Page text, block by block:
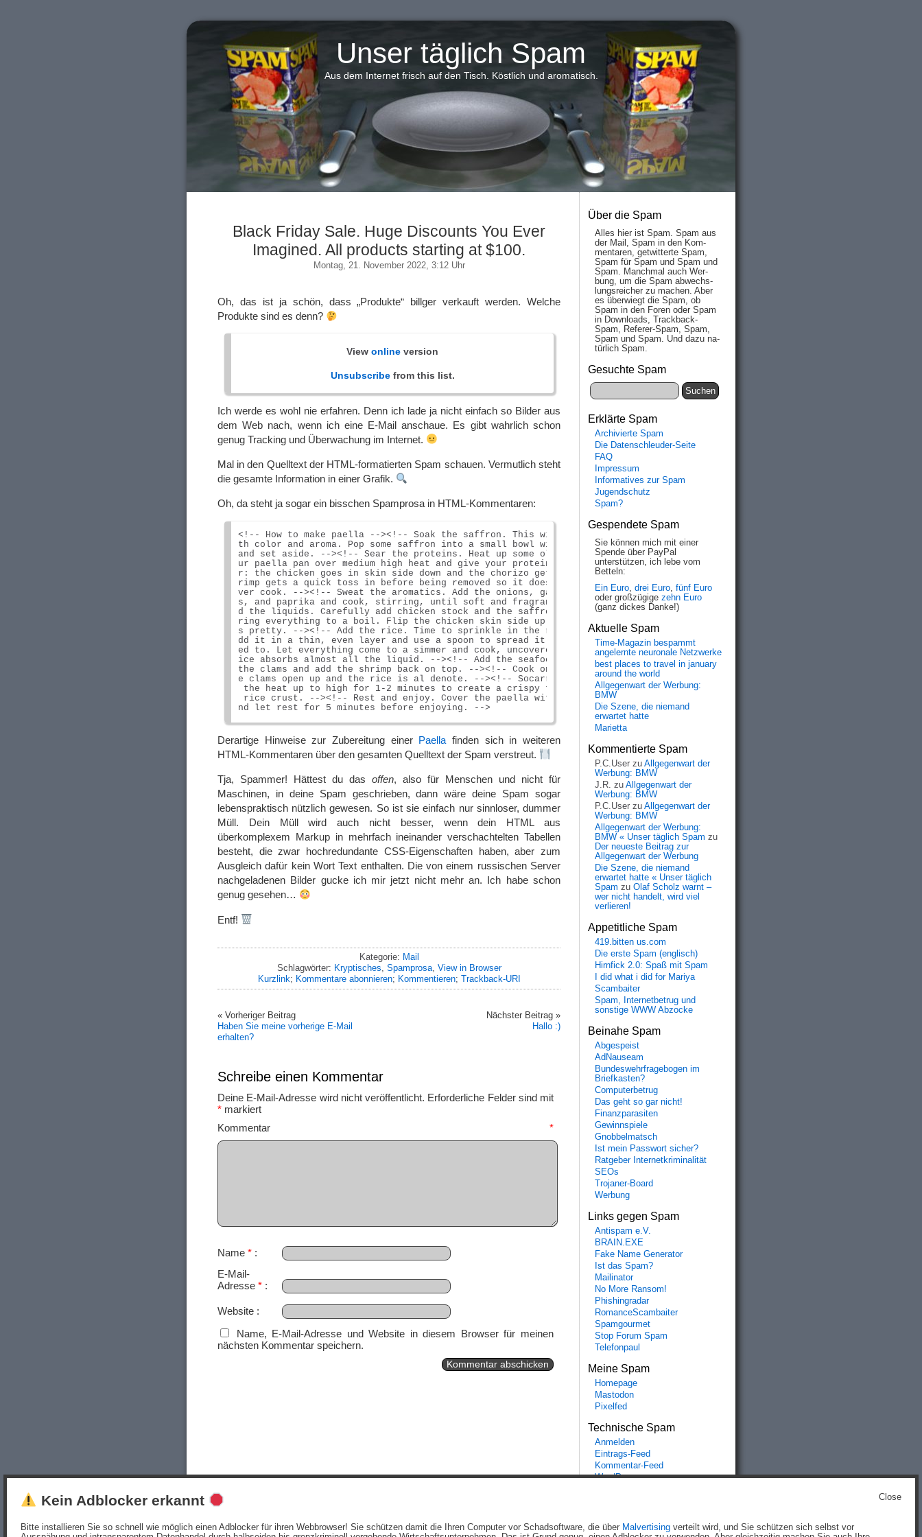
Unser täglich Spam
Aus dem Internet frisch auf den Tisch. Köstlich und aromatisch.
Black Friday Sale. Huge Discounts You Ever
Imagined. All products starting at $100.
Montag, 21. November 2022, 3:12 Uhr
Oh, das ist ja schön, dass „Produkte“ billger verkauft werden. Welche
Produkte sind es denn?
View online version
Unsubscribefrom this list.
Ich werde es wohl nie erfahren. Denn ich lade ja nicht einfach so Bilder aus
dem Web nach, wenn ich eine E-Mail anschaue. Es gibt wahrlich schon
genug Tracking und Überwachung im Internet.
Mal in den Quelltext der HTML-formatierten Spam schauen. Vermutlich steht
die gesamte Information in einer Grafik.
Oh, da steht ja sogar ein bisschen Spamprosa in HTML-Kommentaren:
<!-- How to make paella --><!-- Soak the saffron. This will release bo=
th color and aroma. Pop some saffron into a small bowl with hot water =
and set aside. --><!-- Sear the proteins. Heat up some olive oil in yo=
ur paella pan over medium high heat and give your proteins a quick sea=
r: the chicken goes in skin side down and the chorizo gets browned. Sh=
rimp gets a quick toss in before being removed so it doesn=E2=80=99t o=
ver cook. --><!-- Sweat the aromatics. Add the onions, garlic, tomatoe=
s, and paprika and cook, stirring, until soft and fragrant. --><!-- Ad=
d the liquids. Carefully add chicken stock and the saffron water and b=
ring everything to a boil. Flip the chicken skin side up so it=E2=80=99=
s pretty. --><!-- Add the rice. Time to sprinkle in the rice! Try to a=
dd it in a thin, even layer and use a spoon to spread it out if you ne=
ed to. Let everything come to a simmer and cook, uncovered until the r=
ice absorbs almost all the liquid. --><!-- Add the seafood. Nestle in =
the clams and add the shrimp back on top. --><!-- Cook on low until th=
e clams open up and the rice is al denote. --><!-- Socarrat time! Turn=
the heat up to high for 1-2 minutes to create a crispy toasty crunchy=
rice crust. --><!-- Rest and enjoy. Cover the paella with some foil a=
Derartige Hinweise zur Zubereitung einer Paella finden sich in weiteren
HTML-Kommentaren über den gesamten Quelltext der Spam verstreut.
Tja, Spammer! Hättest du das offen, also für Menschen und nicht für
Maschinen, in deine Spam geschrieben, dann wäre deine Spam sogar
lebenspraktisch nützlich gewesen. So ist sie einfach nur sinnloser, dummer
Müll. Dein Müll wird auch nicht besser, wenn dein HTML aus
überkomplexem Markup in mehrfach ineinander verschachtelten Tabellen
besteht, die zwar hochredundante CSS-Eigenschaften haben, aber zum
Ausgleich dafür kein Wort Text enthalten. Die von einem russischen Server
nachgeladenen Bilder gucke ich mir jetzt nicht mehr an. Ich habe schon
genug gesehen…
Entf!
Kategorie: Mail
Schlagwörter: Kryptisches Spamprosa, View in Browser
Kurzlink; Kommentare abonnieren; Kommentieren; Trackback-URI
« Vorheriger Beitrag
Haben Sie meine vorherige E-Mail
erhalten?
Nächster Beitrag »
Hallo :)
Schreibe einen Kommentar
Deine E-Mail-Adresse wird nicht veröffentlicht. Erforderliche Felder sind mit
* markiert
Kommentar *
Name *
E-Mail-
Adresse *
Website
Name, E-Mail-Adresse und Website in diesem Browser für meinen
nächsten Kommentar speichern.
Über die Spam
Alles hier ist Spam. Spam aus
der Mail, Spam in den Kom­
men­taren, ge­twit­ter­te Spam,
Spam für Spam und Spam und
Spam. Manch­mal auch Wer­
bung, um die Spam ab­wechs­
lungs­reich­er zu mach­en. Aber
es über­wiegt die Spam, ob
Spam in den Fo­ren oder Spam
in Down­loads, Track­back-
Spam, Re­fe­rer-Spam, Spam,
Spam und Spam. Und da­zu na­
tür­lich Spam.
Gesuchte Spam
Erklärte Spam
Archivierte Spam
Die Datenschleuder-Seite
FAQ
Impressum
Informatives zur Spam
Jugendschutz
Spam?
Gespendete Spam
Sie können mich mit einer
Spende über PayPal
unterstützen, ich lebe vom
Betteln:
Ein Euro, drei Euro, fünf Euro
oder großzügige zehn Euro
(ganz dickes Danke!)
Aktuelle Spam
Time-Magazin bespammt
angelernte neuronale Netzwerke
best places to travel in january
around the world
Allgegenwart der Werbung:
BMW
Die Szene, die niemand
erwartet hatte
Marietta
Kommentierte Spam
P.C.User zu Allgegenwart der
Werbung: BMW
J.R. zu Allgegenwart der
Werbung: BMW
P.C.User zu Allgegenwart der
Werbung: BMW
Allgegenwart der Werbung:
BMW « Unser täglich Spam zu
Der neueste Beitrag zur
Allgegenwart der Werbung
Die Szene, die niemand
erwartet hatte « Unser täglich
Spam zu Olaf Scholz warnt –
wer nicht handelt, wird viel
verlieren!
Appetitliche Spam
419.bitten us.com
Die erste Spam (englisch)
Hirnfick 2.0: Spaß mit Spam
I did what i did for Mariya
Scambaiter
Spam, Internetbetrug und
sonstige WWW Abzocke
Beinahe Spam
Abgespeist
AdNauseam
Bundeswehrfragebogen im
Briefkasten?
Computerbetrug
Das geht so gar nicht!
Finanzparasiten
Gewinnspiele
Gnobbelmatsch
Ist mein Passwort sicher?
Ratgeber Internetkriminalität
SEOs
Trojaner-Board
Werbung
Links gegen Spam
Antispam e.V.
BRAIN.EXE
Fake Name Generator
Ist das Spam?
Mailinator
No More Ransom!
Phishingradar
RomanceScambaiter
Spamgourmet
Stop Forum Spam
Telefonpaul
Meine Spam
Homepage
Mastodon
Pixelfed
Technische Spam
Anmelden
Eintrags-Feed
Kommentar-Feed
WordPress.org
Beiträge (RSS)undKommentare (RSS).
Close
Kein Adblocker erkannt
Bitte installieren Sie so schnell wie möglich einen Adblocker für ihren Webbrowser! Sie schützen damit die Ihren Computer vor Schadsoftware, die über Malvertising verteilt wird, und Sie schützen sich selbst vor